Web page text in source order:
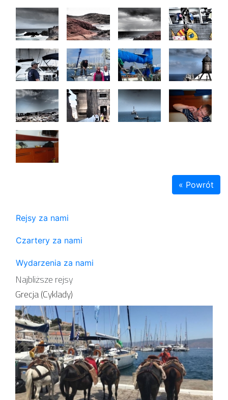
« Powrót
Rejsy za nami
Czartery za nami
Wydarzenia za nami
Najbliższe rejsy
Grecja (Cyklady)